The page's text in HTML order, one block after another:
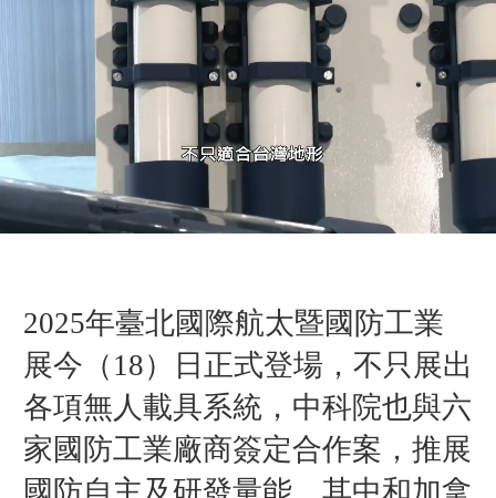
2025年臺北國際航太暨國防工業
展今（18）
日 正式登場，不只展出
各項無人載具系統，中科院也與六
家國防工業廠商簽定合作案，推展
國防自主及研發量能。 其中和加拿